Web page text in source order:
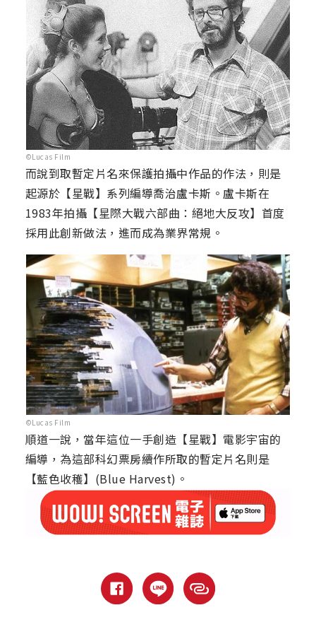
©Lucas Film
而說到取暫定片名來保護拍攝中作品的作法，則是
起源於【星戰】系列編導喬治盧卡斯。盧卡斯在
1983年拍攝【星際大戰六部曲：絕地大反攻】首度
採用此創新做法，進而成為業界常規。
©Lucas Film
順道一說，當年這位一手創造【星戰】電影宇宙的
編導，為這部科幻票房續作所取的暫定片名則是
【藍色收穫】(Blue Harvest)。